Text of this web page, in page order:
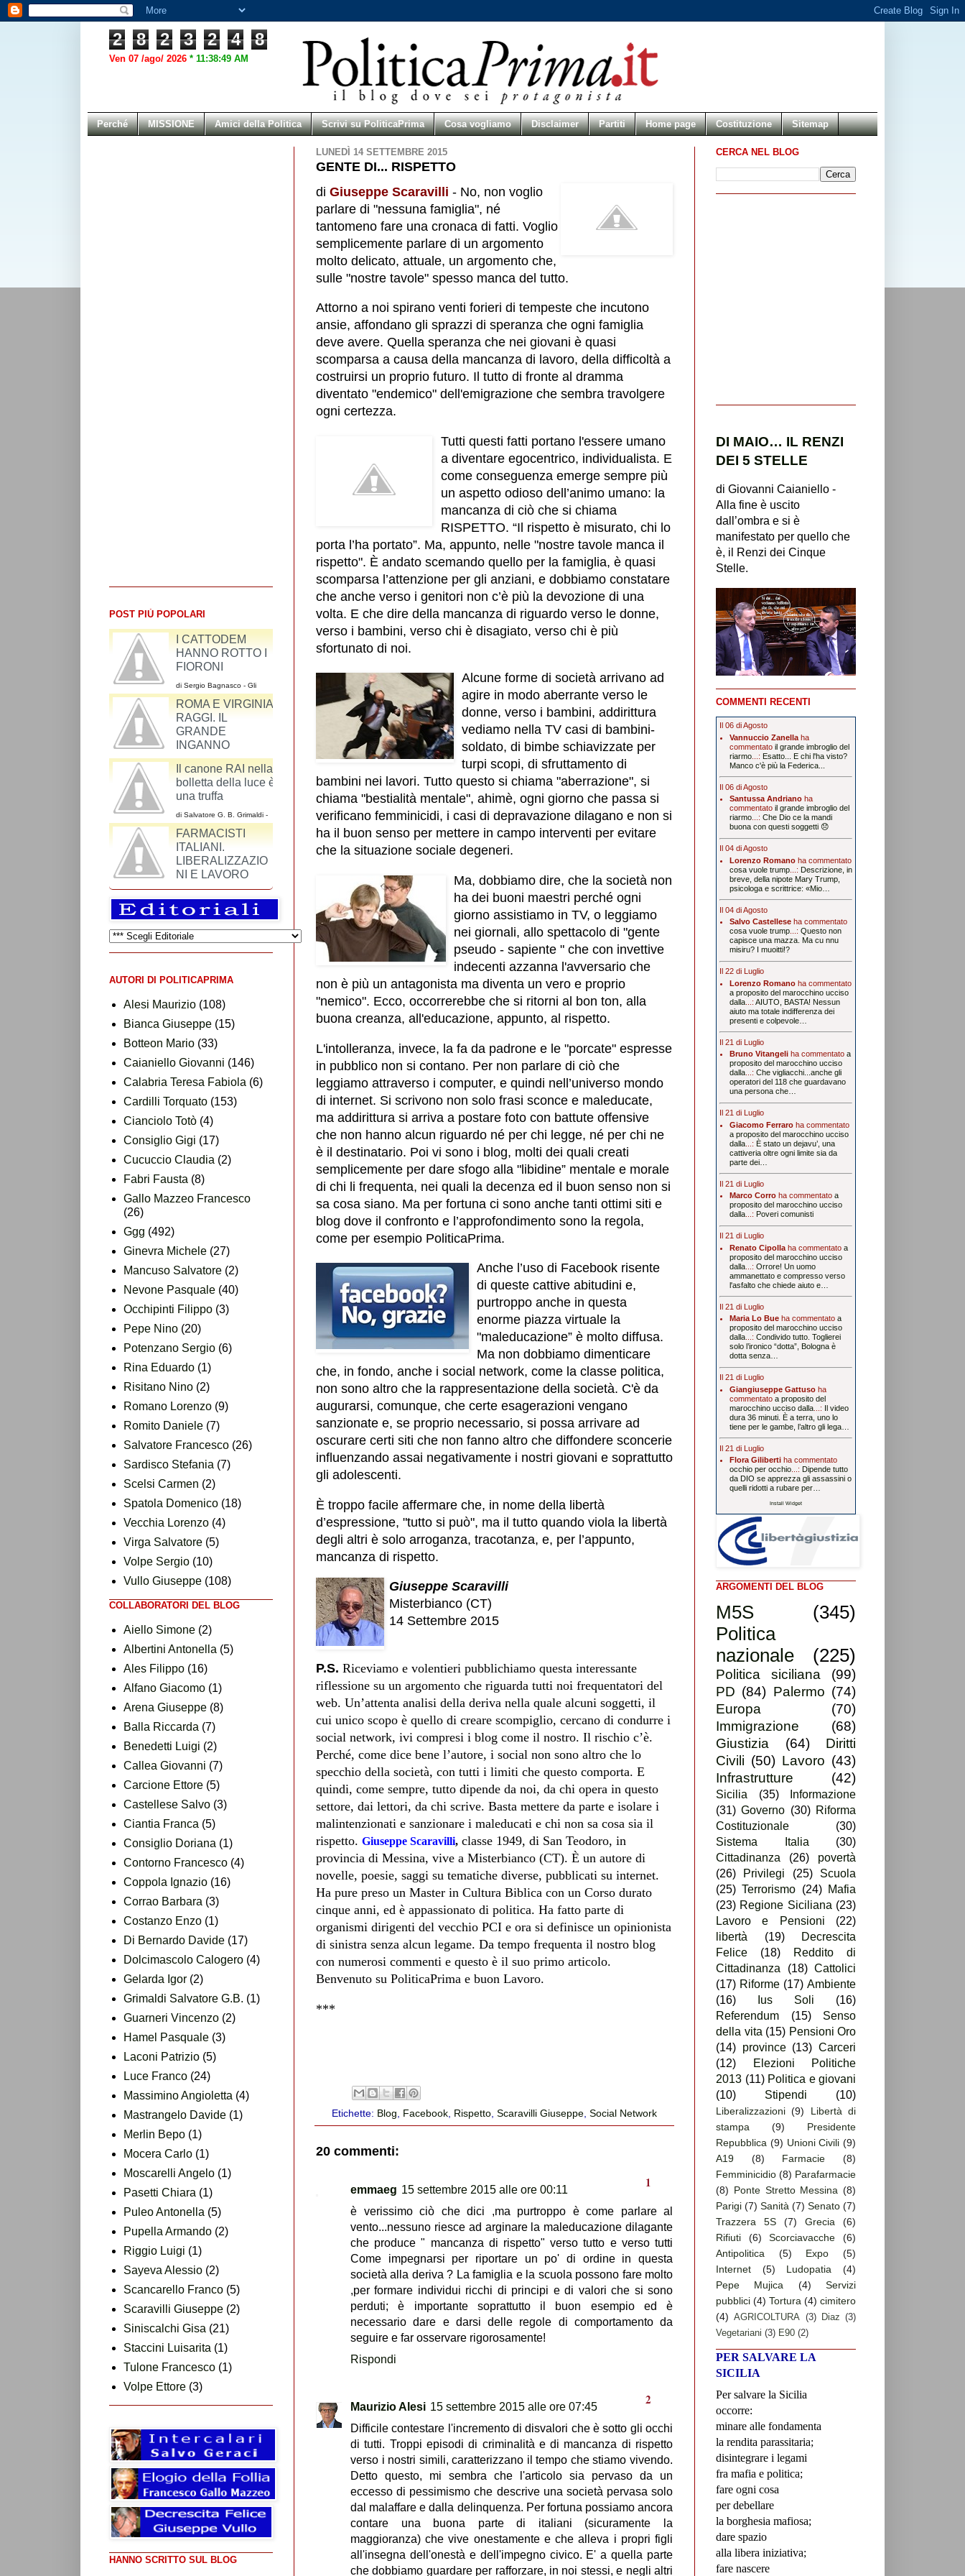
2 8 2 3 2 4 8
Ven 07 /ago/ 2026 * 11:38:49 AM
Perché MISSIONE Amici della Politica Scrivi su PoliticaPrima Cosa vogliamo Disclaimer Partiti Home page Costituzione Sitemap
LUNEDÌ 14 SETTEMBRE 2015
GENTE DI... RISPETTO
di Giuseppe Scaravilli - No, non voglio
parlare di "nessuna famiglia", né
tantomeno fare una cronaca di fatti. Voglio
semplicemente parlare di un argomento
molto delicato, attuale, un argomento che,
sulle "nostre tavole" spesso manca del tutto.
Attorno a noi spirano venti forieri di tempeste che incutono
ansie, affondano gli sprazzi di speranza che ogni famiglia
deve avere. Quella speranza che nei giovani è quasi
scomparsa a causa della mancanza di lavoro, della difficoltà a
costruirsi un proprio futuro. Il tutto di fronte al dramma
diventato "endemico" dell'emigrazione che sembra travolgere
ogni certezza.
Tutti questi fatti portano l'essere umano
a diventare egocentrico, individualista. E
come conseguenza emerge sempre più
un aspetto odioso dell’animo umano: la
mancanza di ciò che si chiama
RISPETTO. “Il rispetto è misurato, chi lo
porta l’ha portato”. Ma, appunto, nelle "nostre tavole manca il
rispetto". È andato scemando quello per la famiglia, è quasi
scomparsa l’attenzione per gli anziani, e dobbiamo constatare
che anche verso i genitori non c’è più la devozione di una
volta. E che dire della mancanza di riguardo verso le donne,
verso i bambini, verso chi è disagiato, verso chi è più
sfortunato di noi.
Alcune forme di società arrivano ad
agire in modo aberrante verso le
donne, verso i bambini, addirittura
vediamo nella TV casi di bambini-
soldato, di bimbe schiavizzate per
turpi scopi, di sfruttamento di
bambini nei lavori. Tutto questo si chiama "aberrazione", si
chiama "bestialità mentale", ahimè, ogni giorno che passa si
verificano femminicidi, i casi di depravazione dilagano e non si
ha il buon senso per mettere in campo interventi per evitare
che la situazione sociale degeneri.
Ma, dobbiamo dire, che la società non
ha dei buoni maestri perché ogni
giorno assistiamo in TV, o leggiamo
nei giornali, allo spettacolo di "gente
pseudo - sapiente " che con invettive
indecenti azzanna l'avversario che
non è più un antagonista ma diventa un vero e proprio
"nemico". Ecco, occorrerebbe che si ritorni al bon ton, alla
buona creanza, all'educazione, appunto, al rispetto.
L'intolleranza, invece, la fa da padrone e le "porcate" espresse
in pubblico non si contano. Per non parlare di ciò che
leggiamo attraverso i computer, e quindi nell’universo mondo
di internet. Si scrivono non solo frasi sconce e maleducate,
ma addirittura si arriva a postare foto con battute offensive
che non hanno alcun riguardo né per chi legge, né per chi ne
è il destinatario. Poi vi sono i blog, molti dei quali creati
semplicemente per dare sfogo alla "libidine” mentale e morale
di chi li frequenta, nei quali la decenza ed il buon senso non si
sa cosa siano. Ma per fortuna ci sono anche tanti ottimi siti e
blog dove il confronto e l’approfondimento sono la regola,
come per esempio PoliticaPrima.
Anche l’uso di Facebook risente
di queste cattive abitudini e,
purtroppo anche in questa
enorme piazza virtuale la
"maleducazione” è molto diffusa.
Ma non dobbiamo dimenticare
che, in fondo, anche i social network, come la classe politica,
non sono altro che la rappresentazione della società. C'è da
augurarsi, comunque, che certe esagerazioni vengano
sanzionate e, se proprio necessario, si possa arrivare ad
oscurare certi siti che non fanno altro che diffondere sconcerie
influenzando assai negativamente i nostri giovani e soprattutto
gli adolescenti.
È troppo facile affermare che, in nome della libertà
d’espressione, "tutto si può", ma il tutto quando viola la libertà
degli altri è solo arroganza, tracotanza, e, per l’appunto,
mancanza di rispetto.
Giuseppe Scaravilli
Misterbianco (CT)
14 Settembre 2015
P.S. Riceviamo e volentieri pubblichiamo questa interessante
riflessione su un argomento che riguarda tutti noi frequentatori del
web. Un’attenta analisi della deriva nella quale alcuni soggetti, il
cui unico scopo è quello di creare scompiglio, cercano di condurre i
social network, ivi compresi i blog come il nostro. Il rischio c’è.
Perché, come dice bene l’autore, i social non sono altro che lo
specchio della società, con tutti i limiti che questo comporta. E
quindi, come sempre, tutto dipende da noi, da chi opera in questo
settore, dai lettori, da chi scrive. Basta mettere da parte e isolare i
malintenzionati e sanzionare i maleducati e chi non sa cosa sia il
rispetto. Giuseppe Scaravilli, classe 1949, di San Teodoro, in
provincia di Messina, vive a Misterbianco (CT). È un autore di
novelle, poesie, saggi su tematiche diverse, pubblicati su internet.
Ha pure preso un Master in Cultura Biblica con un Corso durato
cinque anni, ed è appassionato di politica. Ha fatto parte di
organismi dirigenti del vecchio PCI e ora si definisce un opinionista
di sinistra senza alcun legame. Da tempo frequenta il nostro blog
con numerosi commenti e questo è il suo primo articolo.
Benvenuto su PoliticaPrima e buon Lavoro.
***
Etichette: Blog, Facebook, Rispetto,Scaravilli Giuseppe,Social Network
20 commenti:
emmaeg 15 settembre 2015 alle ore 00:11
è verissimo ciò che dici ,ma purtroppo è come parlare al
vento...nessuno riesce ad arginare la maleducazione dilagante
che produce " mancanza di rispetto" verso tutto e verso tutti
Come impegnarsi per riportare un po' di ordine in questa
società alla deriva ? La famiglia e la scuola possono fare molto
,per formare individui ricchi di principi e di valori che si sono
perduti; è importante soprattutto il buon esempio ed è
necessario dare e darsi delle regole di comportamento da
seguire e far osservare rigorosamente!
Rispondi
Maurizio Alesi 15 settembre 2015 alle ore 07:45
Difficile contestare l'incremento di disvalori che è sotto gli occhi
di tutti. Troppi episodi di criminalità e di mancanza di rispetto
verso i nostri simili, caratterizzano il tempo che stiamo vivendo.
Detto questo, mi sembra che l'articolo sia pervaso da un
eccesso di pessimismo che descrive una società pervasa solo
dal malaffare e dalla delinquenza. Per fortuna possiamo ancora
contare una buona parte di italiani (sicuramente la
maggioranza) che vive onestamente e che alleva i propri figli
all'insegna dell'onestà e dell'impegno civico. E' a quella parte
che dobbiamo guardare per rafforzare, in noi stessi, e negli altri
POST PIÙ POPOLARI
RIFLESSIONI SUL
SINDACO DI
ROMA VIRGINIA
RAGGI DI UNO
CHE NON HA MAI
VOTATO M5S
I CATTODEM
HANNO ROTTO I
argomenti dei cattodem
riguardo al ddl Cirinnà sono
un miscuglio
ROMA E VIRGINIA
RAGGI. IL
GRANDE
INGANNO
di Maurizio Alesi - Una volta si andava a Roma
per vedere il Colosseo, l’Altare della Patria, il
colonnato di S. Pietro o Piazza Navona.
Il canone RAI nella
bolletta della luce è
La RAI-Radiotelevisione
Italiana S.p.A. è una azienda
così come lo è SKY o
Mediaset.
AUTORI DI POLITICAPRIMA
Alesi Maurizio (108)
Bianca Giuseppe (15)
Botteon Mario (33)
Caianiello Giovanni (146)
Calabria Teresa Fabiola (6)
Cardilli Torquato (153)
Cianciolo Totò (4)
Consiglio Gigi (17)
Cucuccio Claudia (2)
Fabri Fausta (8)
Gallo Mazzeo Francesco
(26)
Ggg (492)
Ginevra Michele (27)
Mancuso Salvatore (2)
Nevone Pasquale (40)
Occhipinti Filippo (3)
Pepe Nino (20)
Potenzano Sergio (6)
Rina Eduardo (1)
Risitano Nino (2)
Romano Lorenzo (9)
Romito Daniele (7)
Salvatore Francesco (26)
Sardisco Stefania (7)
Scelsi Carmen (2)
Spatola Domenico (18)
Vecchia Lorenzo (4)
Virga Salvatore (5)
Volpe Sergio (10)
Vullo Giuseppe (108)
COLLABORATORI DEL BLOG
Aiello Simone (2)
Albertini Antonella (5)
Ales Filippo (16)
Alfano Giacomo (1)
Arena Giuseppe (8)
Balla Riccarda (7)
Benedetti Luigi (2)
Callea Giovanni (7)
Carcione Ettore (5)
Castellese Salvo (3)
Ciantia Franca (5)
Consiglio Doriana (1)
Contorno Francesco (4)
Coppola Ignazio (16)
Corrao Barbara (3)
Costanzo Enzo (1)
Di Bernardo Davide (17)
Dolcimascolo Calogero (4)
Gelarda Igor (2)
Grimaldi Salvatore G.B. (1)
Guarneri Vincenzo (2)
Hamel Pasquale (3)
Laconi Patrizio (5)
Luce Franco (24)
Massimino Angioletta (4)
Mastrangelo Davide (1)
Merlin Bepo (1)
Mocera Carlo (1)
Moscarelli Angelo (1)
Pasetti Chiara (1)
Puleo Antonella (5)
Pupella Armando (2)
Riggio Luigi (1)
Sayeva Alessio (2)
Scancarello Franco (5)
Scaravilli Giuseppe (2)
Siniscalchi Gisa (21)
Staccini Luisarita (1)
Tulone Francesco (1)
Volpe Ettore (3)
HANNO SCRITTO SUL BLOG
CERCA NEL BLOG
DI MAIO… IL RENZI
DEI 5 STELLE
di Giovanni Caianiello -
Alla fine è uscito
dall’ombra e si è
manifestato per quello che
è, il Renzi dei Cinque
Stelle.
COMMENTI RECENTI
Il 06 di Agosto
Vannuccio Zanellaha
commentato il grande imbroglio del
riarmo...: Esatto... E chi l'ha visto?
Manco c'è più la Federica...
Il 06 di Agosto
Santussa Andrianoha
commentato il grande imbroglio del
riarmo...: Che Dio ce la mandi
buona con questi soggetti 😞
Il 04 di Agosto
Lorenzo Romanoha commentato
cosa vuole trump...: Descrizione, in
breve, della nipote Mary Trump,
psicologa e scrittrice: «Mio…
Il 04 di Agosto
Salvo Castelleseha commentato
cosa vuole trump...: Questo non
capisce una mazza. Ma cu nnu
misiru? I muoitti!?
Il 22 di Luglio
Lorenzo Romanoha commentato
a proposito del marocchino ucciso
dalla...: AIUTO, BASTA! Nessun
aiuto ma totale indifferenza dei
presenti e colpevole…
Il 21 di Luglio
Bruno Vitangeliha commentato a
proposito del marocchino ucciso
dalla...: Che vigliacchi...anche gli
operatori del 118 che guardavano
una persona che…
Il 21 di Luglio
Giacomo Ferraroha commentato
a proposito del marocchino ucciso
dalla...: È stato un dejavu’, una
cattiveria oltre ogni limite sia da
parte dei…
Il 21 di Luglio
Marco Corroha commentato a
proposito del marocchino ucciso
dalla...: Poveri comunisti
Il 21 di Luglio
Renato Cipollaha commentato a
proposito del marocchino ucciso
dalla...: Orrore! Un uomo
ammanettato e compresso verso
l'asfalto che chiede aiuto e…
Il 21 di Luglio
Maria Lo Bueha commentato a
proposito del marocchino ucciso
dalla...: Condivido tutto. Toglierei
solo l’ironico “dotta”, Bologna è
dotta senza…
Il 21 di Luglio
Giangiuseppe Gattusoha
commentato a proposito del
marocchino ucciso dalla...: Il video
dura 36 minuti. È a terra, uno lo
tiene per le gambe, l’altro gli lega…
Il 21 di Luglio
Flora Gilibertiha commentato
occhio per occhio...: Dipende tutto
da DIO se apprezza gli assassini o
quelli ridotti a rubare per…
Install Widget
ARGOMENTI DEL BLOG
M5S
(345)
Politica
nazionale
(225)
Politica siciliana
(99)
PD (84) Palermo (74)
Europa
(70)
Immigrazione
(68)
Giustizia
(64)
Diritti
Civili (50) Lavoro (43)
Infrastrutture
(42)
Sicilia (35)
Informazione
(31) Governo (30) Riforma
Costituzionale
(30)
Sistema Italia
(30)
Cittadinanza
(26)
povertà
(26)
Privilegi (25)
Scuola
(25) Terrorismo (24)
Mafia
(23) Regione Siciliana (23)
Lavoro e Pensioni
(22)
libertà
(19)
Decrescita
Felice
(18)
Reddito di
Cittadinanza
(18) Cattolici
(17) Riforme (17) Ambiente
(16)
Ius Soli
(16)
Referendum
(15)
Senso
della vita (15) Pensioni Oro
(14) province (13) Carceri
(12)
Elezioni Politiche
2013 (11) Politica e giovani
(10)
Stipendi (10)
Liberalizzazioni (9)
Libertà di
stampa
(9)
Presidente
Repubblica (9) Unioni Civili (9)
A19
(8) Farmacie
(8)
Femminicidio (8) Parafarmacie
(8) Ponte Stretto Messina (8)
Parigi (7) Sanità (7) Senato (7)
Trazzera 5S
(7) Grecia
(6)
Rifiuti
(6) Scorciavacche
(6)
Antipolitica
(5) Expo
(5)
Internet
(5) Ludopatia
(4)
Pepe Mujica
(4)
Servizi
pubblici (4) Tortura (4) cimitero
(4) AGRICOLTURA (3) Diaz (3)
Vegetariani (3) E90 (2)
PER SALVARE LA
SICILIA
Per salvare la Sicilia
occorre:
minare alle fondamenta
la rendita parassitaria;
disintegrare i legami
fra mafia e politica;
fare ogni cosa
per debellare
la borghesia mafiosa;
dare spazio
alla libera iniziativa;
fare nascere